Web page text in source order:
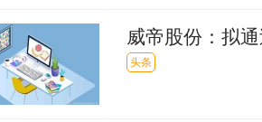
威帝股份：拟
密科技股份有限
头条